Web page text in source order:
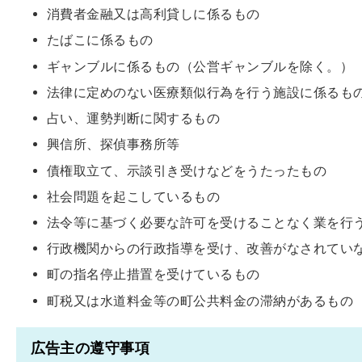
消費者金融又は高利貸しに係るもの
たばこに係るもの
ギャンブルに係るもの（公営ギャンブルを除く。）
法律に定めのない医療類似行為を行う施設に係るも
占い、運勢判断に関するもの
興信所、探偵事務所等
債権取立て、示談引き受けなどをうたったもの
社会問題を起こしているもの
法令等に基づく必要な許可を受けることなく業を行
行政機関からの行政指導を受け、改善がなされてい
町の指名停止措置を受けているもの
町税又は水道料金等の町公共料金の滞納があるもの
広告主の遵守事項